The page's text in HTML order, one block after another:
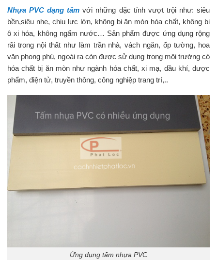
Nhựa PVC dạng tấm với những đặc tính vượt trội như: siêu
bền,siêu nhẹ, chịu lực lớn, không bị ăn mòn hóa chất, không bị
ô xi hóa, không ngấm nước… Sản phẩm được ứng dụng rộng
rãi trong nội thất như làm trần nhà, vách ngăn, ốp tường, hoa
văn phong phú, ngoài ra còn được sử dụng trong môi trường có
hóa chất bị ăn mòn như ngành hóa chất, xi mạ, dầu khí, dược
phẩm, điện tử, truyền thông, công nghiệp trang trí,..
Ứng dụng tấm nhựa PVC